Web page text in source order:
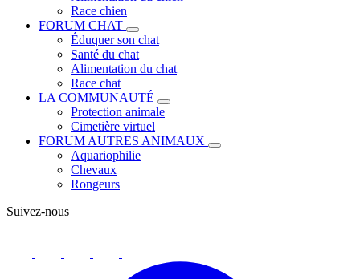
Race chien
FORUM CHAT
Éduquer son chat
Santé du chat
Alimentation du chat
Race chat
LA COMMUNAUTÉ
Protection animale
Cimetière virtuel
FORUM AUTRES ANIMAUX
Aquariophilie
Chevaux
Rongeurs
Suivez-nous